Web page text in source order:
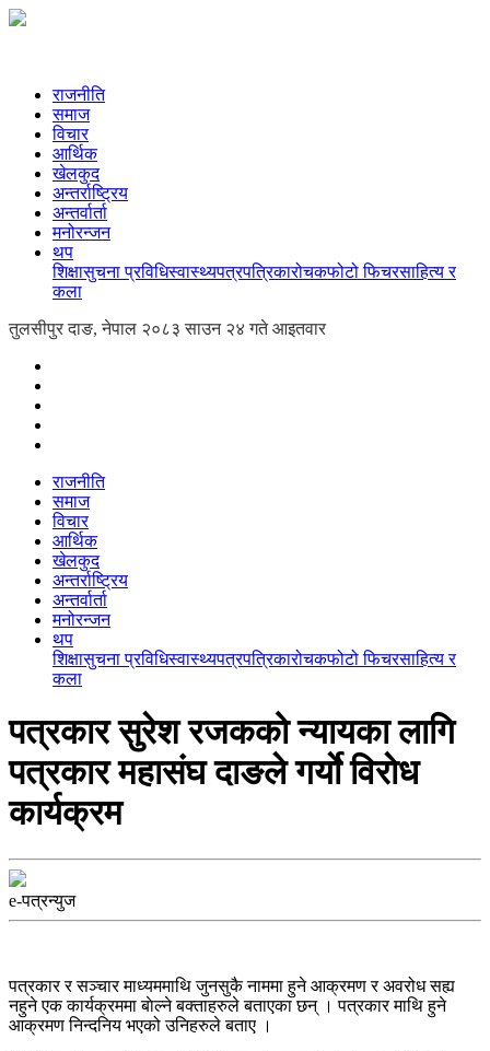
राजनीति
समाज
विचार
आर्थिक
खेलकुद
अन्तर्राष्ट्रिय
अन्तर्वार्ता
मनोरन्जन
थप
शिक्षासुचना प्रविधिस्वास्थ्यपत्रपत्रिकारोचकफोटो फिचरसाहित्य र
कला
तुलसीपुर दाङ, नेपाल २०८३ साउन २४ गते आइतवार
राजनीति
समाज
विचार
आर्थिक
खेलकुद
अन्तर्राष्ट्रिय
अन्तर्वार्ता
मनोरन्जन
थप
शिक्षासुचना प्रविधिस्वास्थ्यपत्रपत्रिकारोचकफोटो फिचरसाहित्य र
कला
पत्रकार सुरेश रजकको न्यायका लागि
पत्रकार महासंघ दाङले गर्याे विराेध
कार्यक्रम
e-पत्रन्युज
पत्रकार र सञ्चार माध्यममाथि जुनसुकै नाममा हुने आक्रमण र अवरोध सह्य
नहुने एक कार्यक्रममा बाेल्ने बक्ताहरुले बताएका छन् । पत्रकार माथि हुने
आक्रमण निन्दनिय भएको उनिहरुले बताए ।